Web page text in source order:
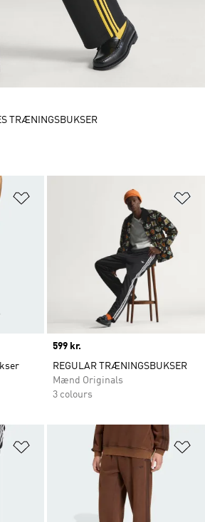
Price
599 kr.
REGULAR TRÆNINGSBUKSER
Mænd Originals
3 colours
Føj til ønskeliste
TRÆNINGSBUKSER